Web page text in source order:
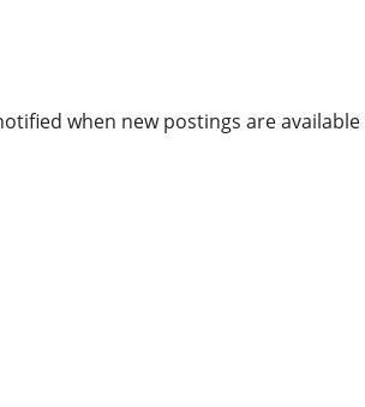
when new postings are available